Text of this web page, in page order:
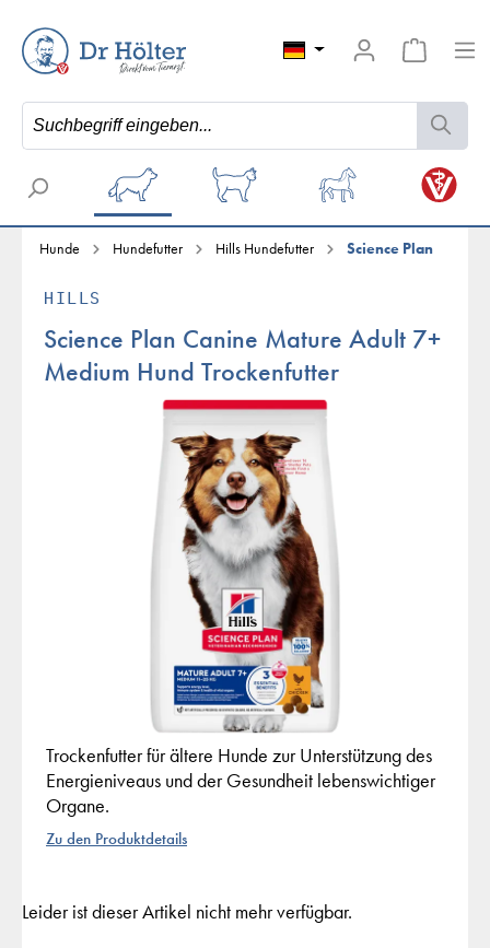
Hunde Hundefutter Hills Hundefutter Science Plan
HILLS
Science Plan Canine Mature Adult 7+
Medium Hund Trockenfutter
Trockenfutter für ältere Hunde zur Unterstützung des
Energieniveaus und der Gesundheit lebenswichtiger
Organe.
Zu den Produktdetails
Leider ist dieser Artikel nicht mehr verfügbar.